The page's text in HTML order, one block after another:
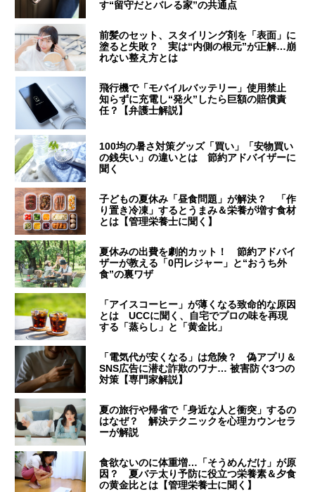
す“留守だとバレる家”の共通点
前髪のセット、スタイリング剤を「表面」に
塗ると失敗？ 実は“内側の根元”が正解…崩
れない整え方とは
飛行機で「モバイルバッテリー」使用禁止
知らずに充電し“発火”したら巨額の賠償責
任？【弁護士解説】
100均の暑さ対策グッズ「買い」「安物買い
の銭失い」の違いとは 節約アドバイザーに
聞く
子どもの夏休み「昼食問題」が解決？ 「作
り置き冷凍」するとうまみ＆栄養が増す食材
とは【管理栄養士に聞く】
夏休みの出費を劇的カット！ 節約アドバイ
ザーが教える「0円レジャー」と“おうち外
食”の裏ワザ
「アイスコーヒー」が薄くなる致命的な原因
とは UCCに聞く、自宅でプロの味を再現
する「蒸らし」と「黄金比」
「電気代が安くなる」は危険？ 偽アプリ＆
SNS広告に潜む詐欺のワナ… 被害防ぐ3つの
対策【専門家解説】
夏の旅行や帰省で「身近な人と衝突」するの
はなぜ？ 解決テクニックを心理カウンセラ
ーが解説
食欲ないのに体重増…「そうめんだけ」が原
因？ 夏バテ太り予防に役立つ栄養素＆夕食
の黄金比とは【管理栄養士に聞く】